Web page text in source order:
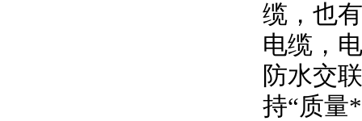
缆，也
电缆，
防水交
持“质量